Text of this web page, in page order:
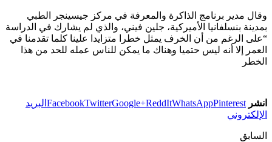
وقال مدير برنامج الذاكرة والمعرفة في مركز جيسينجر الطبي
بمدينة بنسلفانيا الأميركية، جلين فيني، والذي لم يشارك في الدراسة
“على الرغم من أن الخرف يمثل خطرا متزايدا علينا كلما تقدمنا في
العمر إلا أنه ليس حتميا وهناك ما يمكن للناس عمله للحد من هذا
الخطر
انشر FacebookTwitterGoogle+ReddItWhatsAppPinterest
البريد
الإلكتروني
السابق